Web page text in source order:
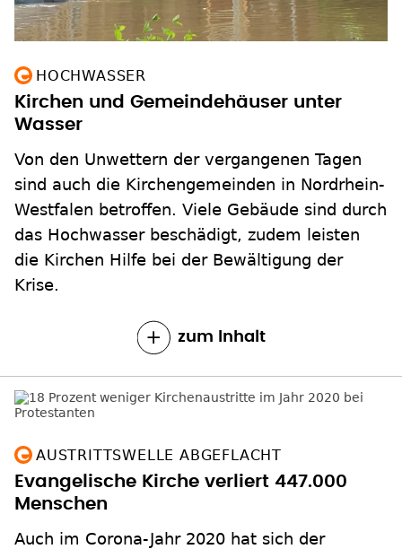
HOCHWASSER
Kirchen und Gemeindehäuser unter
Wasser
Von den Unwettern der vergangenen Tagen
sind auch die Kirchengemeinden in Nordrhein-
Westfalen betroffen. Viele Gebäude sind durch
das Hochwasser beschädigt, zudem leisten
die Kirchen Hilfe bei der Bewältigung der
Krise.
zum Inhalt
AUSTRITTSWELLE ABGEFLACHT
Menschen
Auch im Corona-Jahr 2020 hat sich der
Mitgliederschwund in beiden großen Kirchen
fortgesetzt. Die Zahl der Austritte bleibt sehr